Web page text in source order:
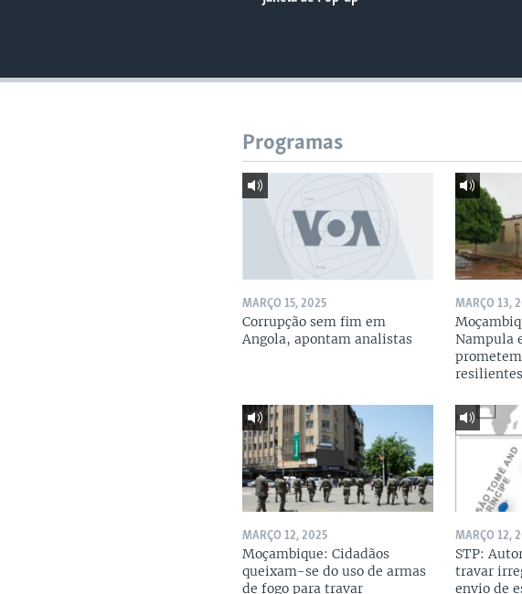
Programas
MARÇO 15, 2025
Corrupção sem fim em
Angola, apontam analistas
MARÇO 13,
Nampula
resilientes
MARÇO 12, 2025
Moçambique: Cidadãos
queixam-se do uso de armas
de fogo para travar
MARÇO 12,
STP:
travar
envio de